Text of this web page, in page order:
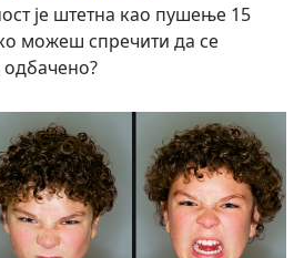
је штетна као пушење 15
можеш спречити да се